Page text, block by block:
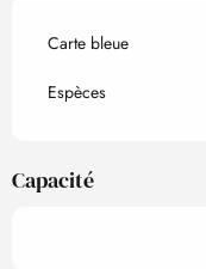
Carte bleue
Espèces
Capacité